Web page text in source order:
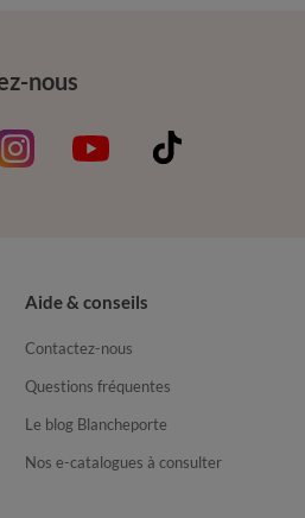
nous
Aide & conseils
Contactez-nous
Questions fréquentes
Le blog Blancheporte
Nos e-catalogues à consulter